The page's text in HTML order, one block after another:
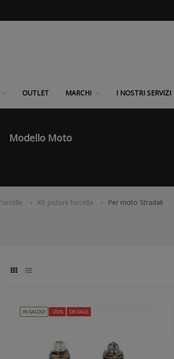
OUTLET MARCHI I NOSTRI SERVIZI
Modello Moto
Kit pistoni forcella Per moto Stradali
IN SALDO! -20% ON SALE